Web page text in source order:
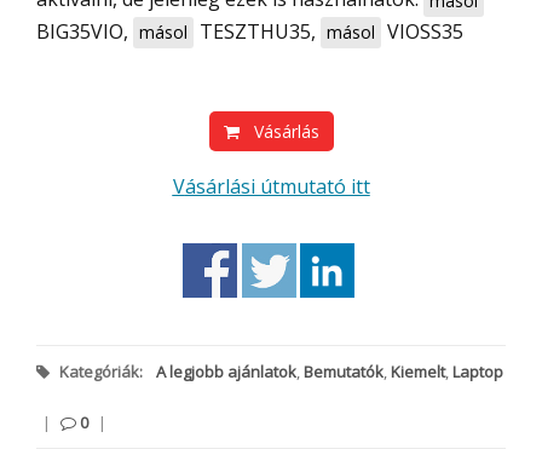
BIG35VIO, másol TESZTHU35, másol VIOSS35
Vásárlás
Vásárlási útmutató itt
Kategóriák: A legjobb ajánlatok,Bemutatók,Kiemelt,Laptop
| 0 |